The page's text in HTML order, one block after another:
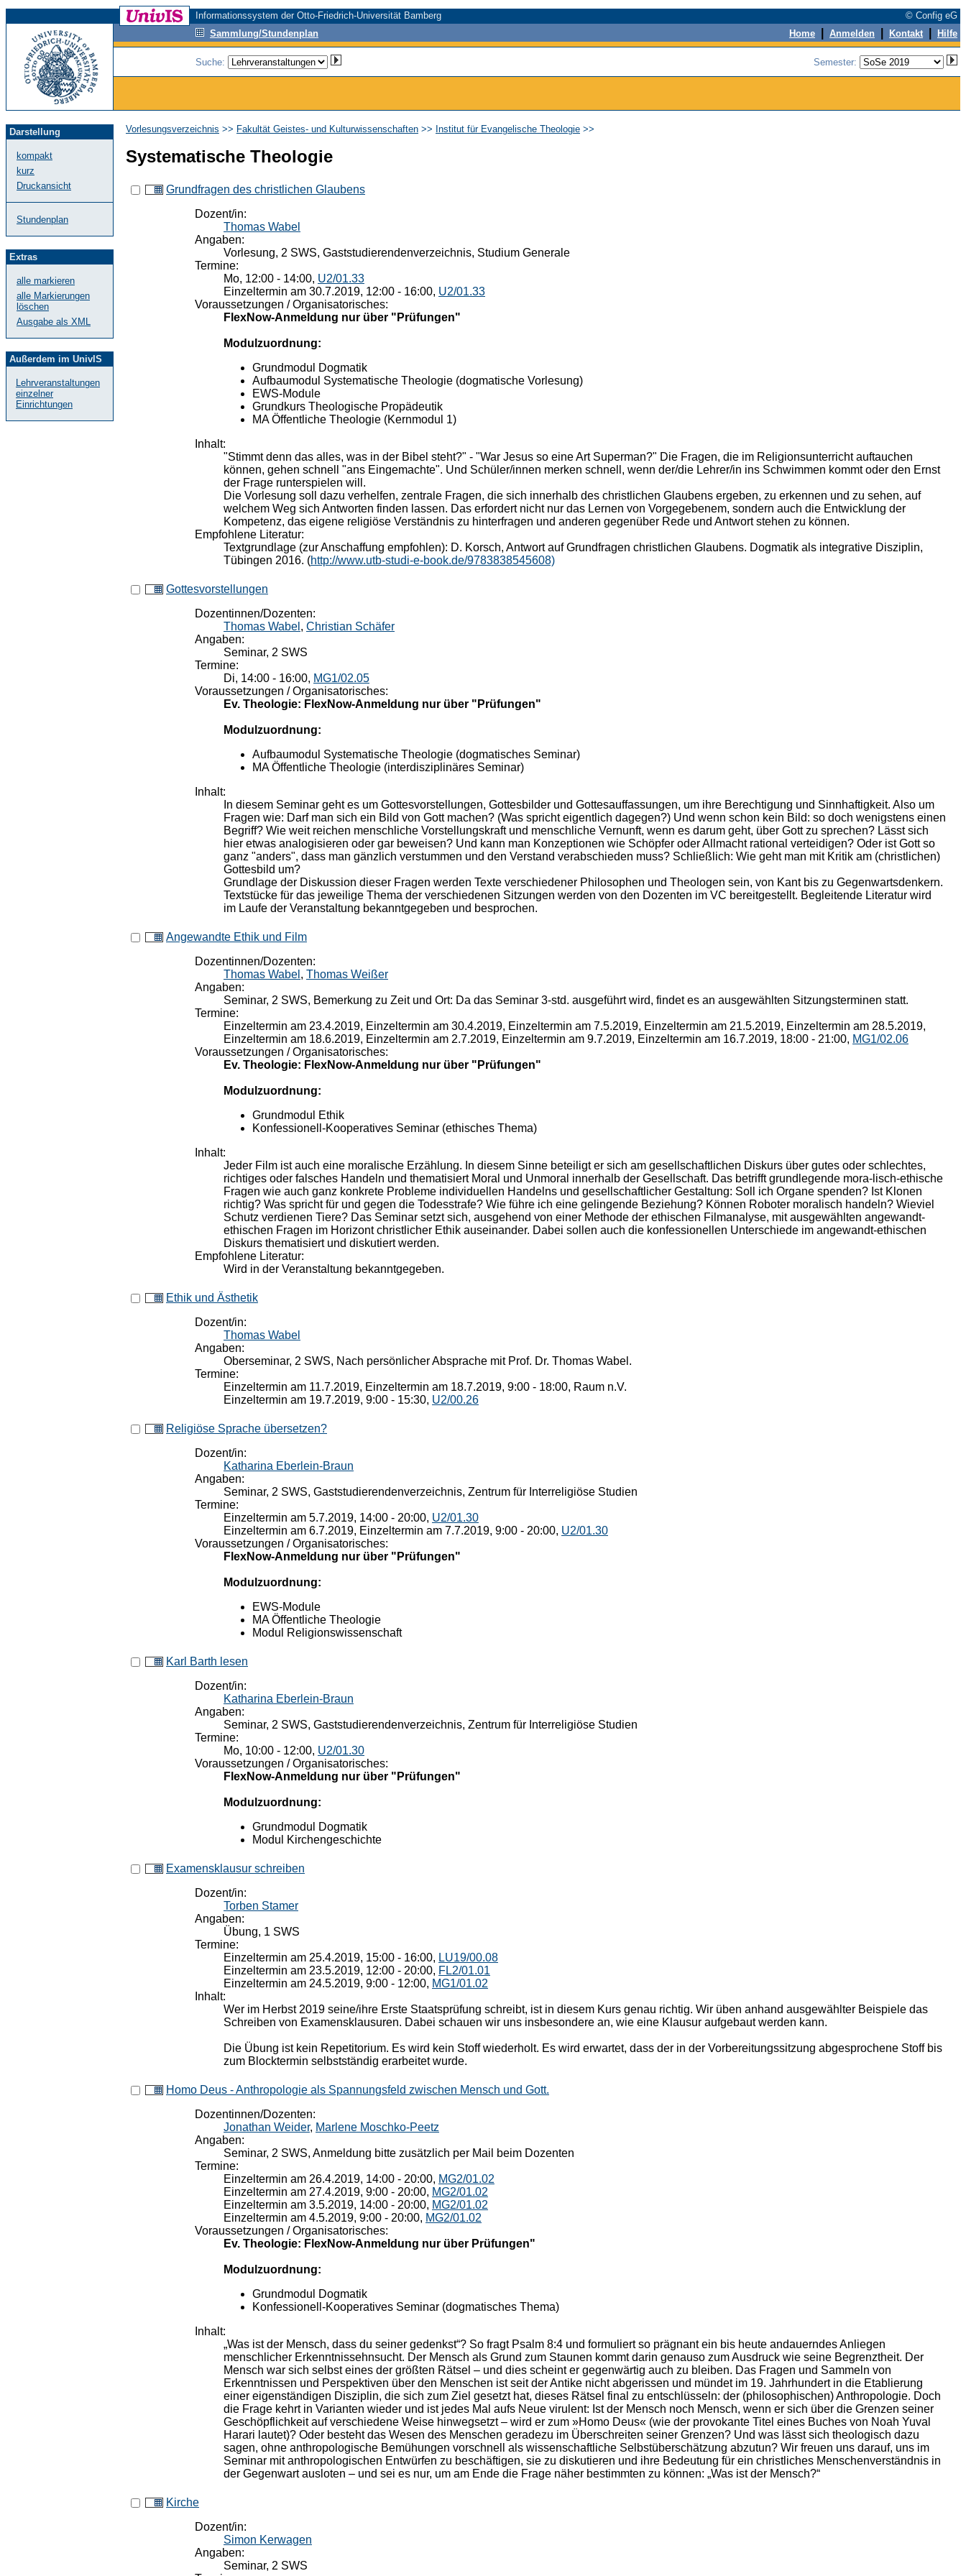
Informationssystem der Otto-Friedrich-Universität Bamberg
© Config eG
Sammlung/Stundenplan
Home Anmelden Kontakt Hilfe
Suche: Semester:
Darstellung
kompakt
kurz
Druckansicht
Stundenplan
Extras
alle markieren
alle Markierungen
löschen
Ausgabe als XML
Außerdem im UnivIS
Lehrveranstaltungen
einzelner
Einrichtungen
Vorlesungsverzeichnis >> Fakultät Geistes- und Kulturwissenschaften >> Institut für Evangelische Theologie >>
Systematische Theologie
Grundfragen des christlichen Glaubens
Dozent/in:
Thomas Wabel
Angaben:
Vorlesung, 2 SWS, Gaststudierendenverzeichnis, Studium Generale
Termine:
Mo, 12:00 - 14:00, U2/01.33
Einzeltermin am 30.7.2019, 12:00 - 16:00, U2/01.33
Voraussetzungen / Organisatorisches:
FlexNow-Anmeldung nur über "Prüfungen"
Modulzuordnung:
Grundmodul Dogmatik
Aufbaumodul Systematische Theologie (dogmatische Vorlesung)
EWS-Module
Grundkurs Theologische Propädeutik
MA Öffentliche Theologie (Kernmodul 1)
Inhalt:
"Stimmt denn das alles, was in der Bibel steht?" - "War Jesus so eine Art Superman?" Die Fragen, die im Religionsunterricht auftauchen
können, gehen schnell "ans Eingemachte". Und Schüler/innen merken schnell, wenn der/die Lehrer/in ins Schwimmen kommt oder den Ernst
der Frage runterspielen will.
Die Vorlesung soll dazu verhelfen, zentrale Fragen, die sich innerhalb des christlichen Glaubens ergeben, zu erkennen und zu sehen, auf
welchem Weg sich Antworten finden lassen. Das erfordert nicht nur das Lernen von Vorgegebenem, sondern auch die Entwicklung der
Kompetenz, das eigene religiöse Verständnis zu hinterfragen und anderen gegenüber Rede und Antwort stehen zu können.
Empfohlene Literatur:
Textgrundlage (zur Anschaffung empfohlen): D. Korsch, Antwort auf Grundfragen christlichen Glaubens. Dogmatik als integrative Disziplin,
Tübingen 2016. (http://www.utb-studi-e-book.de/9783838545608)
Gottesvorstellungen
Dozentinnen/Dozenten:
Thomas Wabel , Christian Schäfer
Angaben:
Seminar, 2 SWS
Termine:
Di, 14:00 - 16:00, MG1/02.05
Voraussetzungen / Organisatorisches:
Ev. Theologie: FlexNow-Anmeldung nur über "Prüfungen"
Modulzuordnung:
Aufbaumodul Systematische Theologie (dogmatisches Seminar)
MA Öffentliche Theologie (interdisziplinäres Seminar)
Inhalt:
In diesem Seminar geht es um Gottesvorstellungen, Gottesbilder und Gottesauffassungen, um ihre Berechtigung und Sinnhaftigkeit. Also um
Fragen wie: Darf man sich ein Bild von Gott machen? (Was spricht eigentlich dagegen?) Und wenn schon kein Bild: so doch wenigstens einen
Begriff? Wie weit reichen menschliche Vorstellungskraft und menschliche Vernunft, wenn es darum geht, über Gott zu sprechen? Lässt sich
hier etwas analogisieren oder gar beweisen? Und kann man Konzeptionen wie Schöpfer oder Allmacht rational verteidigen? Oder ist Gott so
ganz "anders", dass man gänzlich verstummen und den Verstand verabschieden muss? Schließlich: Wie geht man mit Kritik am (christlichen)
Gottesbild um?
Grundlage der Diskussion dieser Fragen werden Texte verschiedener Philosophen und Theologen sein, von Kant bis zu Gegenwartsdenkern.
Textstücke für das jeweilige Thema der verschiedenen Sitzungen werden von den Dozenten im VC bereitgestellt. Begleitende Literatur wird
im Laufe der Veranstaltung bekanntgegeben und besprochen.
Angewandte Ethik und Film
Dozentinnen/Dozenten:
Thomas Wabel , Thomas Weißer
Angaben:
Seminar, 2 SWS, Bemerkung zu Zeit und Ort: Da das Seminar 3-std. ausgeführt wird, findet es an ausgewählten Sitzungsterminen statt.
Termine:
Einzeltermin am 23.4.2019, Einzeltermin am 30.4.2019, Einzeltermin am 7.5.2019, Einzeltermin am 21.5.2019, Einzeltermin am 28.5.2019,
Einzeltermin am 18.6.2019, Einzeltermin am 2.7.2019, Einzeltermin am 9.7.2019, Einzeltermin am 16.7.2019, 18:00 - 21:00, MG1/02.06
Voraussetzungen / Organisatorisches:
Ev. Theologie: FlexNow-Anmeldung nur über "Prüfungen"
Modulzuordnung:
Grundmodul Ethik
Konfessionell-Kooperatives Seminar (ethisches Thema)
Inhalt:
Jeder Film ist auch eine moralische Erzählung. In diesem Sinne beteiligt er sich am gesellschaftlichen Diskurs über gutes oder schlechtes,
richtiges oder falsches Handeln und thematisiert Moral und Unmoral innerhalb der Gesellschaft. Das betrifft grundlegende mora-lisch-ethische
Fragen wie auch ganz konkrete Probleme individuellen Handelns und gesellschaftlicher Gestaltung: Soll ich Organe spenden? Ist Klonen
richtig? Was spricht für und gegen die Todesstrafe? Wie führe ich eine gelingende Beziehung? Können Roboter moralisch handeln? Wieviel
Schutz verdienen Tiere? Das Seminar setzt sich, ausgehend von einer Methode der ethischen Filmanalyse, mit ausgewählten angewandt-
ethischen Fragen im Horizont christlicher Ethik auseinander. Dabei sollen auch die konfessionellen Unterschiede im angewandt-ethischen
Diskurs thematisiert und diskutiert werden.
Empfohlene Literatur:
Wird in der Veranstaltung bekanntgegeben.
Ethik und Ästhetik
Dozent/in:
Thomas Wabel
Angaben:
Oberseminar, 2 SWS, Nach persönlicher Absprache mit Prof. Dr. Thomas Wabel.
Termine:
Einzeltermin am 11.7.2019, Einzeltermin am 18.7.2019, 9:00 - 18:00, Raum n.V.
Einzeltermin am 19.7.2019, 9:00 - 15:30, U2/00.26
Religiöse Sprache übersetzen?
Dozent/in:
Katharina Eberlein-Braun
Angaben:
Seminar, 2 SWS, Gaststudierendenverzeichnis, Zentrum für Interreligiöse Studien
Termine:
Einzeltermin am 5.7.2019, 14:00 - 20:00, U2/01.30
Einzeltermin am 6.7.2019, Einzeltermin am 7.7.2019, 9:00 - 20:00, U2/01.30
Voraussetzungen / Organisatorisches:
FlexNow-Anmeldung nur über "Prüfungen"
Modulzuordnung:
EWS-Module
MA Öffentliche Theologie
Modul Religionswissenschaft
Karl Barth lesen
Dozent/in:
Katharina Eberlein-Braun
Angaben:
Seminar, 2 SWS, Gaststudierendenverzeichnis, Zentrum für Interreligiöse Studien
Termine:
Mo, 10:00 - 12:00, U2/01.30
Voraussetzungen / Organisatorisches:
FlexNow-Anmeldung nur über "Prüfungen"
Modulzuordnung:
Grundmodul Dogmatik
Modul Kirchengeschichte
Examensklausur schreiben
Dozent/in:
Torben Stamer
Angaben:
Übung, 1 SWS
Termine:
Einzeltermin am 25.4.2019, 15:00 - 16:00, LU19/00.08
Einzeltermin am 23.5.2019, 12:00 - 20:00, FL2/01.01
Einzeltermin am 24.5.2019, 9:00 - 12:00, MG1/01.02
Inhalt:
Wer im Herbst 2019 seine/ihre Erste Staatsprüfung schreibt, ist in diesem Kurs genau richtig. Wir üben anhand ausgewählter Beispiele das
Schreiben von Examensklausuren. Dabei schauen wir uns insbesondere an, wie eine Klausur aufgebaut werden kann.
Die Übung ist kein Repetitorium. Es wird kein Stoff wiederholt. Es wird erwartet, dass der in der Vorbereitungssitzung abgesprochene Stoff bis
zum Blocktermin selbstständig erarbeitet wurde.
Homo Deus - Anthropologie als Spannungsfeld zwischen Mensch und Gott.
Dozentinnen/Dozenten:
Jonathan Weider, Marlene Moschko-Peetz
Angaben:
Seminar, 2 SWS, Anmeldung bitte zusätzlich per Mail beim Dozenten
Termine:
Einzeltermin am 26.4.2019, 14:00 - 20:00, MG2/01.02
Einzeltermin am 27.4.2019, 9:00 - 20:00, MG2/01.02
Einzeltermin am 3.5.2019, 14:00 - 20:00, MG2/01.02
Einzeltermin am 4.5.2019, 9:00 - 20:00, MG2/01.02
Voraussetzungen / Organisatorisches:
Ev. Theologie: FlexNow-Anmeldung nur über Prüfungen"
Modulzuordnung:
Grundmodul Dogmatik
Konfessionell-Kooperatives Seminar (dogmatisches Thema)
Inhalt:
„Was ist der Mensch, dass du seiner gedenkst“? So fragt Psalm 8:4 und formuliert so prägnant ein bis heute andauerndes Anliegen
menschlicher Erkenntnissehnsucht. Der Mensch als Grund zum Staunen kommt darin genauso zum Ausdruck wie seine Begrenztheit. Der
Mensch war sich selbst eines der größten Rätsel – und dies scheint er gegenwärtig auch zu bleiben. Das Fragen und Sammeln von
Erkenntnissen und Perspektiven über den Menschen ist seit der Antike nicht abgerissen und mündet im 19. Jahrhundert in die Etablierung
einer eigenständigen Disziplin, die sich zum Ziel gesetzt hat, dieses Rätsel final zu entschlüsseln: der (philosophischen) Anthropologie. Doch
die Frage kehrt in Varianten wieder und ist jedes Mal aufs Neue virulent: Ist der Mensch noch Mensch, wenn er sich über die Grenzen seiner
Geschöpflichkeit auf verschiedene Weise hinwegsetzt – wird er zum »Homo Deus« (wie der provokante Titel eines Buches von Noah Yuval
Harari lautet)? Oder besteht das Wesen des Menschen geradezu im Überschreiten seiner Grenzen? Und was lässt sich theologisch dazu
sagen, ohne anthropologische Bemühungen vorschnell als wissenschaftliche Selbstüberschätzung abzutun? Wir freuen uns darauf, uns im
Seminar mit anthropologischen Entwürfen zu beschäftigen, sie zu diskutieren und ihre Bedeutung für ein christliches Menschenverständnis in
der Gegenwart ausloten – und sei es nur, um am Ende die Frage näher bestimmten zu können: „Was ist der Mensch?“
Kirche
Dozent/in:
Simon Kerwagen
Angaben:
Seminar, 2 SWS